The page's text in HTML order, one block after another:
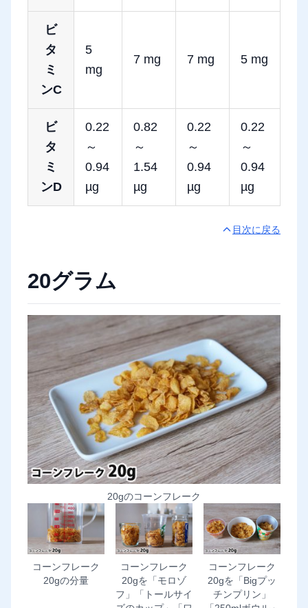
ビ
タ
ミ
ンC
5
mg
7 mg 7 mg 5 mg
ビ
タ
ミ
ンD
0.22
～
0.94
µg
0.82
～
1.54
µg
0.22
～
0.94
µg
0.22
～
0.94
µg
目次に戻る
20グラム
20gのコーンフレーク
コーンフレーク
20gの分量
コーンフレーク
20gを「モロゾ
フ」「トールサイ
コーンフレーク
20gを「Bigプッ
チンプリン」